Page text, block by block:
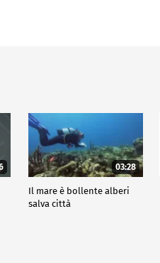
03:28
Il mare è bollente alberi
salva città